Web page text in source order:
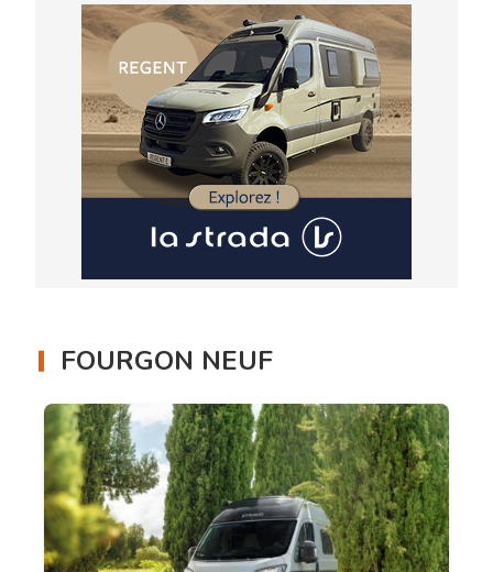
FOURGON NEUF